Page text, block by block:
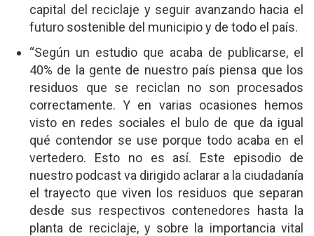
capital del reciclaje y seguir avanzando hacia el
futuro sostenible del municipio y de todo el país.
“Según un estudio que acaba de publicarse, el
40% de la gente de nuestro país piensa que los
residuos que se reciclan no son procesados
correctamente. Y en varias ocasiones hemos
visto en redes sociales el bulo de que da igual
qué contendor se use porque todo acaba en el
vertedero. Esto no es así. Este episodio de
nuestro podcast va dirigido aclarar a la ciudadanía
el trayecto que viven los residuos que separan
desde sus respectivos contenedores hasta la
planta de reciclaje, y sobre la importancia vital